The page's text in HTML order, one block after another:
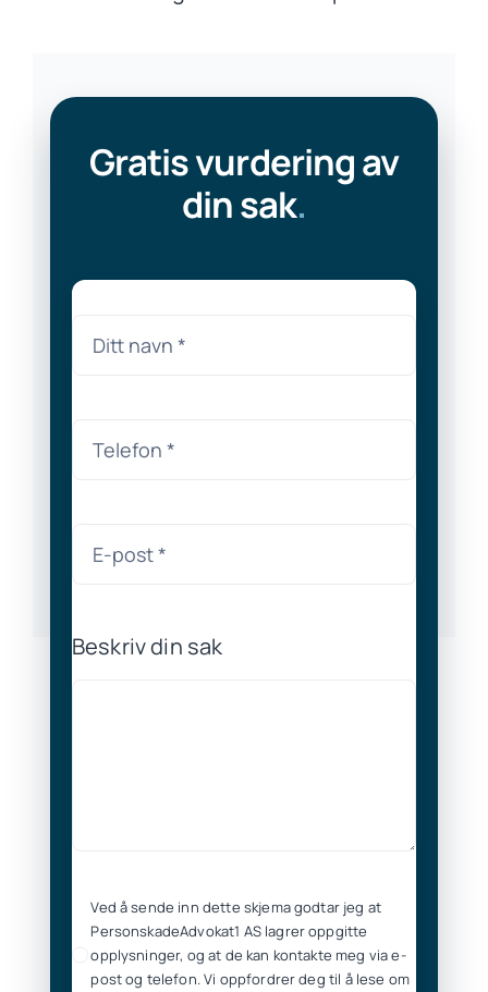
Gratis vurdering av
din sak.
Beskriv din sak
Ved å sende inn dette skjema godtar jeg at
PersonskadeAdvokat1 AS lagrer oppgitte
opplysninger, og at de kan kontakte meg via e-
post og telefon. Vi oppfordrer deg til å lese om